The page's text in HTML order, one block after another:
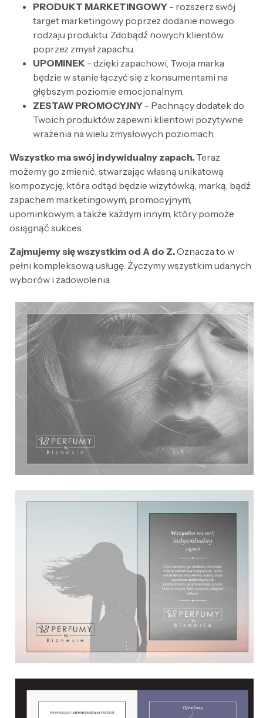
PRODUKT MARKETINGOWY - rozszerz swój
target marketingowy poprzez dodanie nowego
rodzaju produktu. Zdobądź nowych klientów
poprzez zmysł zapachu.
UPOMINEK - dzięki zapachowi, Twoja marka
będzie w stanie łączyć się z konsumentami na
głębszym poziomie emocjonalnym.
ZESTAW PROMOCYJNY - Pachnący dodatek do
Twoich produktów zapewni klientowi pozytywne
wrażenia na wielu zmysłowych poziomach.
Wszystko ma swój indywidualny zapach. Teraz
możemy go zmienić, stwarzając własną unikatową
kompozycję, która odtąd będzie wizytówką, marką, bądź
zapachem marketingowym, promocyjnym,
upominkowym, a także każdym innym, który pomoże
osiągnąć sukces.
Zajmujemy się wszystkim od A do Z.Oznacza to w
pełni kompleksową usługę. Życzymy wszystkim udanych
wyborów i zadowolenia.